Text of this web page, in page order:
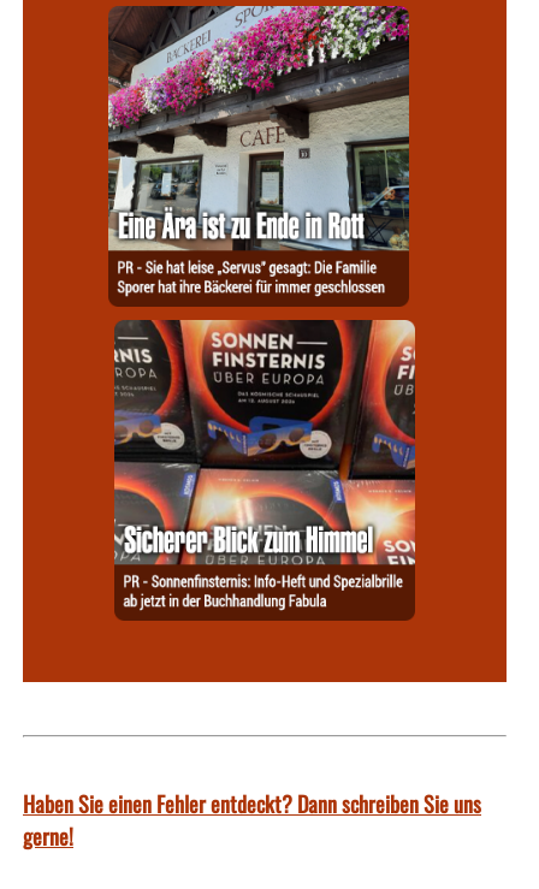
Haben Sie einen Fehler entdeckt? Dann schreiben Sie uns
gerne!